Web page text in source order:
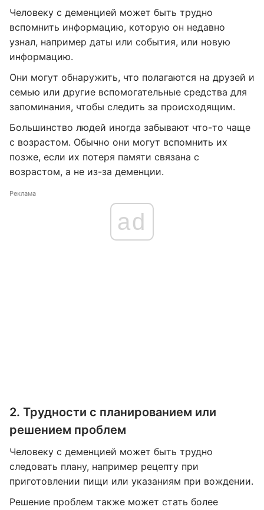
Человеку с деменцией может быть трудно
вспомнить информацию, которую он недавно
узнал, например даты или события, или новую
информацию.
Они могут обнаружить, что полагаются на друзей и
семью или другие вспомогательные средства для
запоминания, чтобы следить за происходящим.
Большинство людей иногда забывают что-то чаще
с возрастом. Обычно они могут вспомнить их
позже, если их потеря памяти связана с
возрастом, а не из-за деменции.
Реклама
ad
2. Трудности с планированием или
решением проблем
Человеку с деменцией может быть трудно
следовать плану, например рецепту при
приготовлении пищи или указаниям при вождении.
Решение проблем также может стать более